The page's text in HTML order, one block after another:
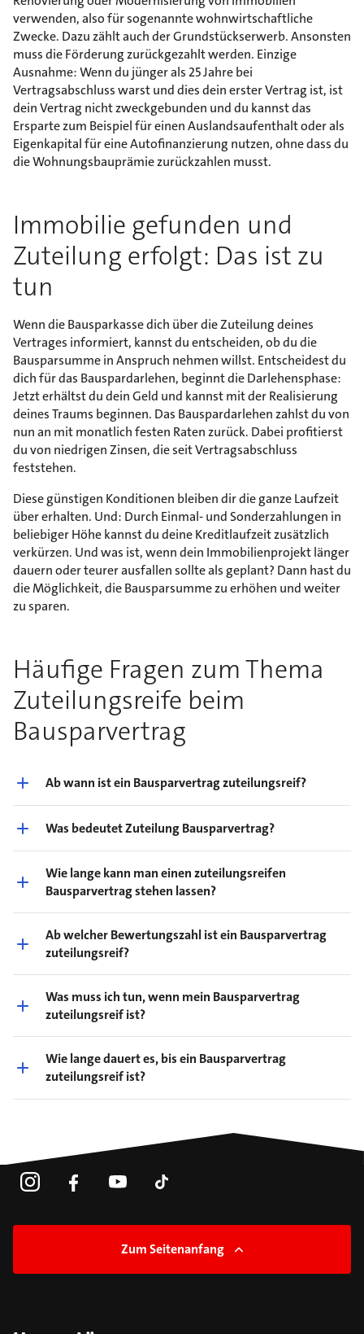
verwenden, also für sogenannte wohnwirtschaftliche
Zwecke. Dazu zählt auch der Grundstückserwerb. Ansonsten
muss die Förderung zurückgezahlt werden. Einzige
Ausnahme: Wenn du jünger als 25 Jahre bei
Vertragsabschluss warst und dies dein erster Vertrag ist, ist
dein Vertrag nicht zweckgebunden und du kannst das
Ersparte zum Beispiel für einen Auslandsaufenthalt oder als
Eigenkapital für eine Autofinanzierung nutzen, ohne dass du
die Wohnungsbauprämie zurückzahlen musst.
Immobilie gefunden und
Zuteilung erfolgt: Das ist zu
tun
Wenn die Bausparkasse dich über die Zuteilung deines
Vertrages informiert, kannst du entscheiden, ob du die
Bausparsumme in Anspruch nehmen willst. Entscheidest du
dich für das Bauspardarlehen, beginnt die Darlehensphase:
Jetzt erhältst du dein Geld und kannst mit der Realisierung
deines Traums beginnen. Das Bauspardarlehen zahlst du von
nun an mit monatlich festen Raten zurück. Dabei profitierst
du von niedrigen Zinsen, die seit Vertragsabschluss
feststehen.
Diese günstigen Konditionen bleiben dir die ganze Laufzeit
über erhalten. Und: Durch Einmal- und Sonderzahlungen in
beliebiger Höhe kannst du deine Kreditlaufzeit zusätzlich
verkürzen. Und was ist, wenn dein Immobilienprojekt länger
dauern oder teurer ausfallen sollte als geplant? Dann hast du
die Möglichkeit, die Bausparsumme zu erhöhen und weiter
zu sparen.
Häufige Fragen zum Thema
Zuteilungsreife beim
Bausparvertrag
Ab wann ist ein Bausparvertrag zuteilungsreif?
Was bedeutet Zuteilung Bausparvertrag?
Wie lange kann man einen zuteilungsreifen
Bausparvertrag stehen lassen?
Ab welcher Bewertungszahl ist ein Bausparvertrag
zuteilungsreif?
Was muss ich tun, wenn mein Bausparvertrag
zuteilungsreif ist?
Wie lange dauert es, bis ein Bausparvertrag
zuteilungsreif ist?
Zum Seitenanfang